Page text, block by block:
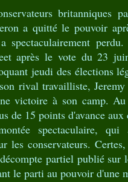
britanniques
a quitté le pouvoir
spectaculairement
après le vote du 23
jeudi des élections
rival travailliste,
victoire à son camp.
de 15 points d'avance
spectaculaire,
les conservateurs.
partiel publié sur
le parti au pouvoir d'une